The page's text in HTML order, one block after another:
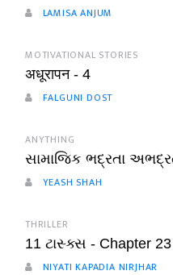
LAMISA ANJUM
MOTIVATIONAL STORIES
अधूरापन - 4
FALGUNI DOST
ANYTHING
સામાજિક ભદ્રતા
YEASH SHAH
THRILLER
11 ટાસ્ક્સ - Chapter 23
NIYATI KAPADIA NIRJHAR